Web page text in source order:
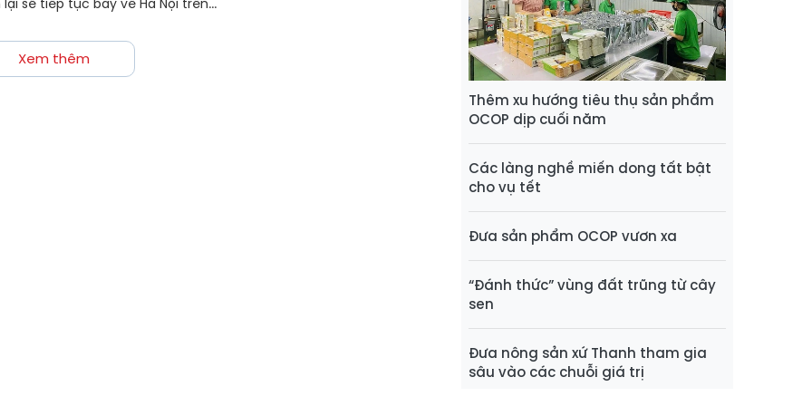
sẽ tiếp tục bay về Hà Nội trên...
Xem thêm
Thêm xu hướng tiêu thụ sản phẩm
OCOP dịp cuối năm
Các làng nghề miến dong tất bật
cho vụ tết
Đưa sản phẩm OCOP vươn xa
“Đánh thức” vùng đất trũng từ cây
sen
Đưa nông sản xứ Thanh tham gia
sâu vào các chuỗi giá trị